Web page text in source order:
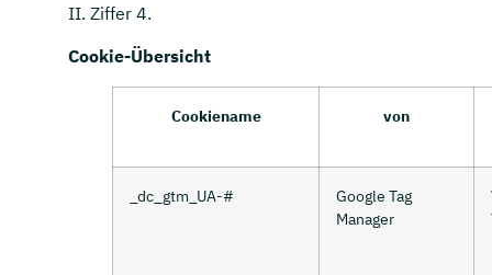
II. Ziffer 4.
Cookie-Übersicht
Cookiename von
_dc_gtm_UA-#
Google Tag
Manager